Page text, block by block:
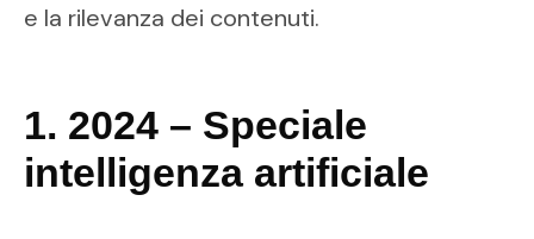
e la rilevanza dei contenuti.
1. 2024 – Speciale
intelligenza artificiale